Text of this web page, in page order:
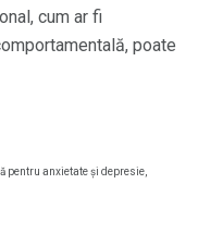
cum ar fi
poate
pentru anxietate și depresie,